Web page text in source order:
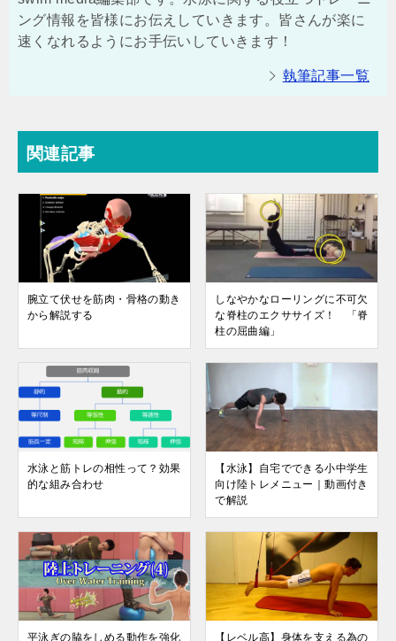
ング情報を皆様にお伝えしていきます。皆さんが楽に
速くなれるようにお手伝いしていきます！
執筆記事一覧
関連記事
腕立て伏せを筋肉・骨格の動き
から解説する
しなやかなローリングに不可欠
な脊柱のエクササイズ！ 「脊
柱の屈曲編」
水泳と筋トレの相性って？効果
的な組み合わせ
【水泳】自宅でできる小中学生
向け陸トレメニュー｜動画付き
で解説
平泳ぎの脇をしめる動作を強化 【レベル高】身体を支える為の